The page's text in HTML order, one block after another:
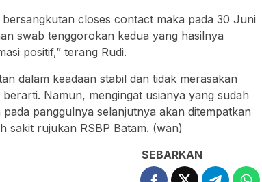
closes contact maka pada 30 Juni
swab tenggorokan kedua yang hasilnya
positif,” terang Rudi.
dalam keadaan stabil dan tidak merasakan
Namun, mengingat usianya yang sudah
panggulnya selanjutnya akan ditempatkan
sakit rujukan RSBP Batam. (wan)
SEBARKAN